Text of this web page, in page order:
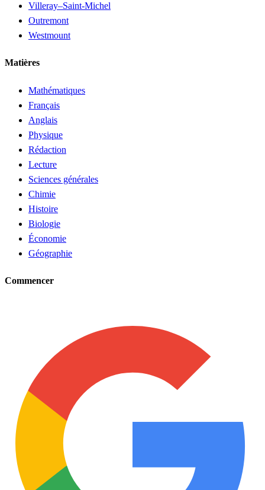
Villeray–Saint-Michel
Outremont
Westmount
Matières
Mathématiques
Français
Anglais
Physique
Rédaction
Lecture
Sciences générales
Chimie
Histoire
Biologie
Économie
Géographie
Commencer